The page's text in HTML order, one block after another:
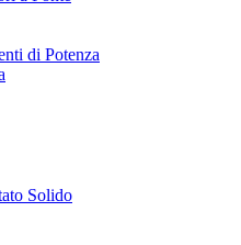
di Potenza
Solido